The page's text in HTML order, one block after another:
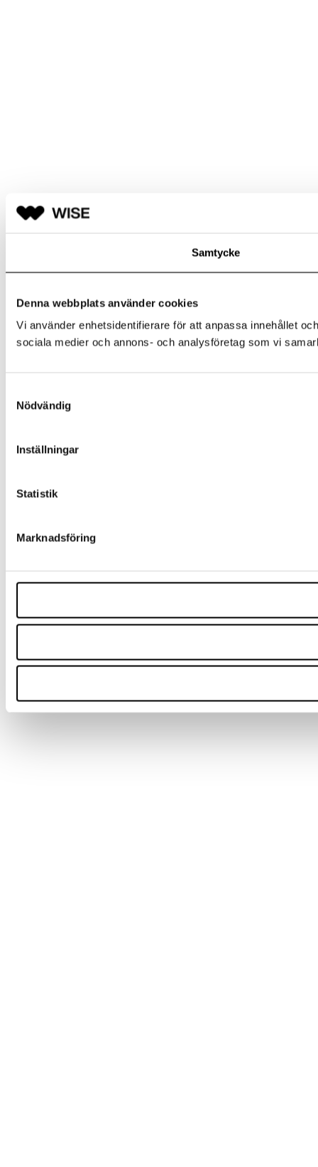
Samtycke
Denna webbplats använder cookies
Vi använder enhetsidentifierare för att anpassa innehållet
sociala medier och annons- och analysföretag som vi
Nödvändig
Inställningar
Statistik
Marknadsföring